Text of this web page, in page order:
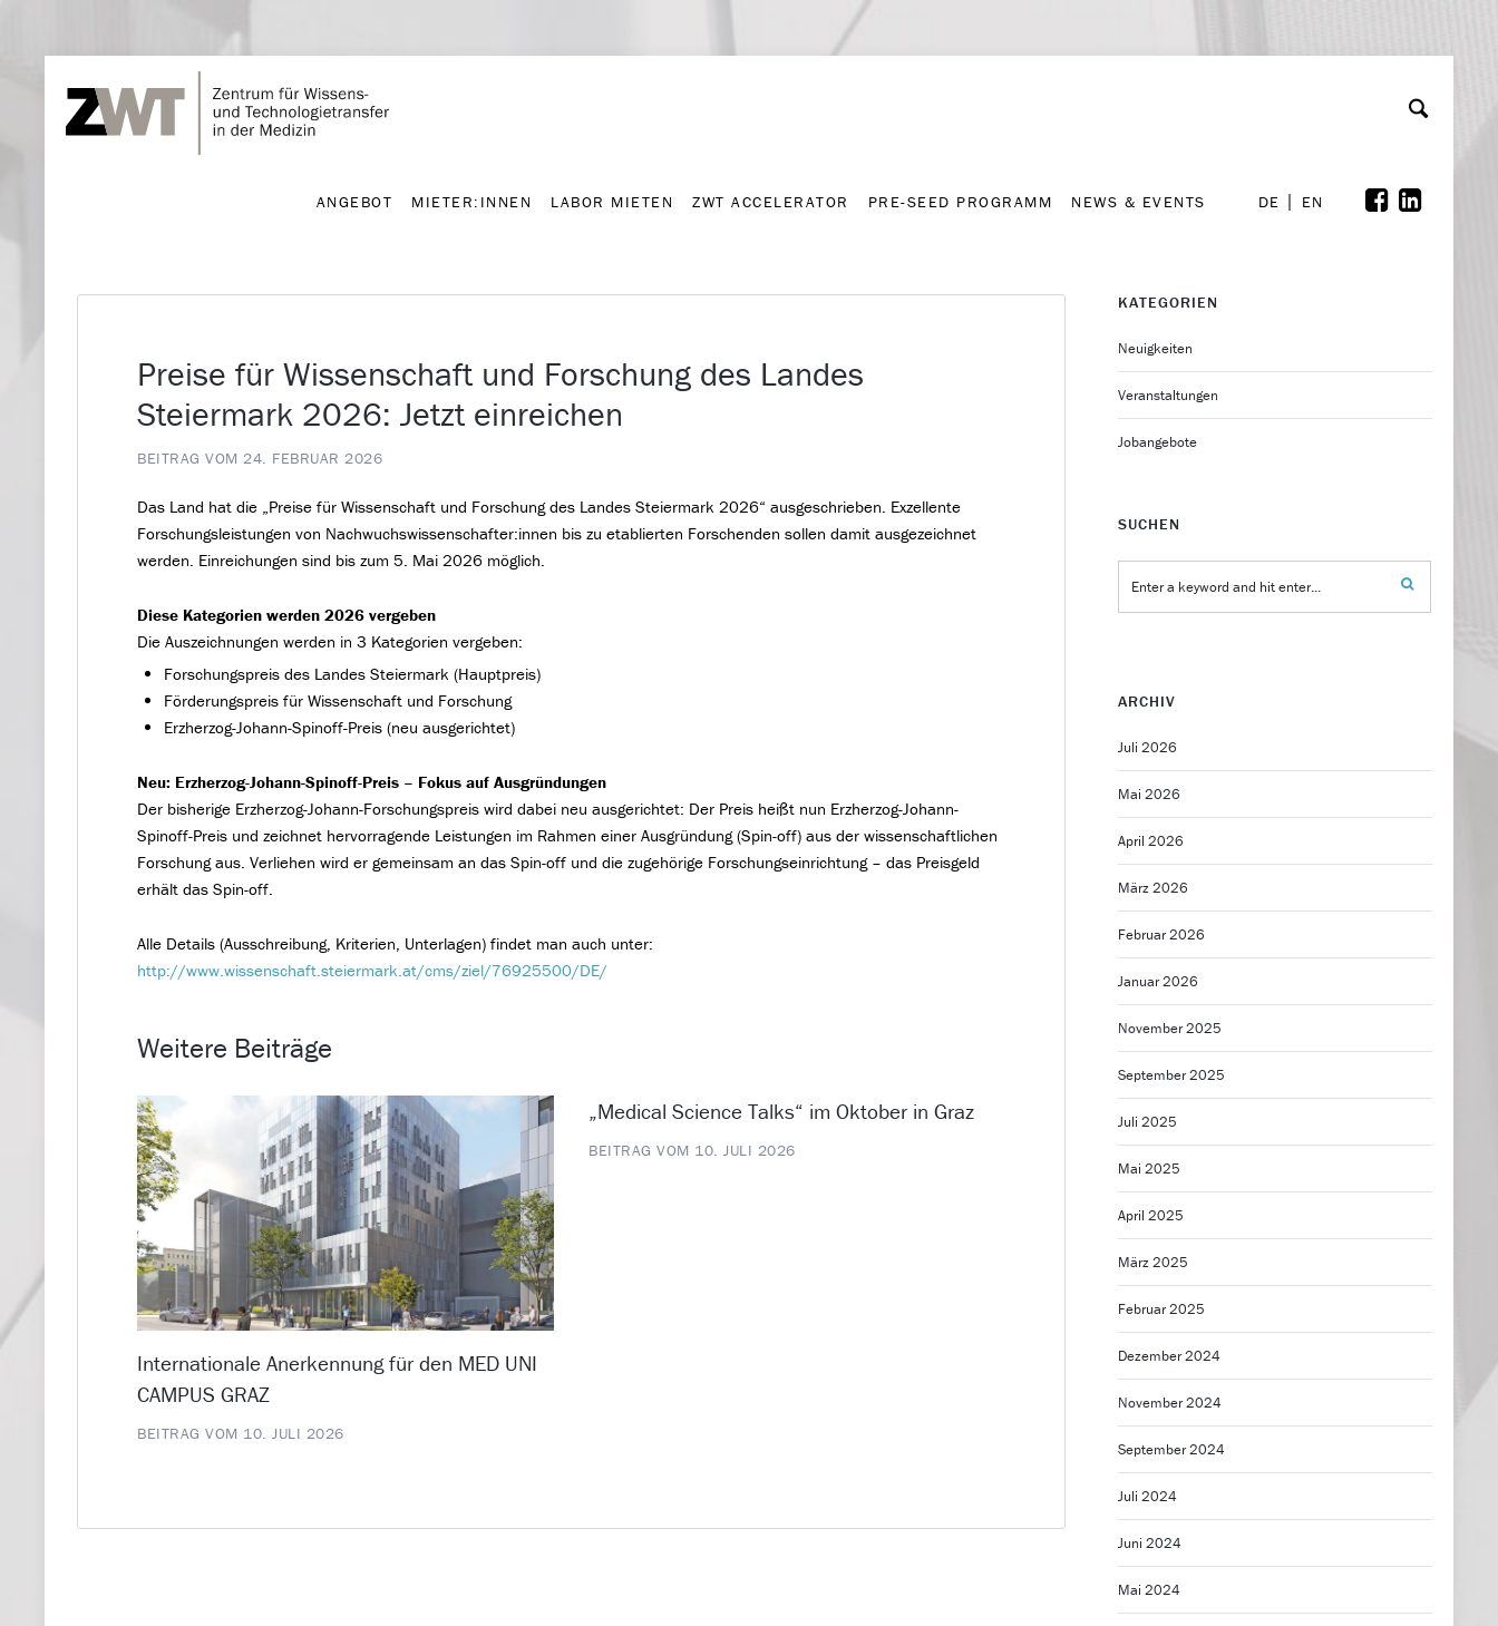
ANGEBOT
ANGEBOT MIETER:INNEN LABOR MIETEN ZWT ACCELERATOR PRE-SEED PROGRAMM NEWS & EVENTS DE EN
Preise für Wissenschaft und Forschung des Landes
Steiermark 2026: Jetzt einreichen
BEITRAG VOM 24. FEBRUAR 2026
Das Land hat die „Preise für Wissenschaft und Forschung des Landes Steiermark 2026“ ausgeschrieben. Exzellente
Forschungsleistungen von Nachwuchswissenschafter:innen bis zu etablierten Forschenden sollen damit ausgezeichnet
werden. Einreichungen sind bis zum 5. Mai 2026 möglich.
Diese Kategorien werden 2026 vergeben
Die Auszeichnungen werden in 3 Kategorien vergeben:
Forschungspreis des Landes Steiermark (Hauptpreis)
Förderungspreis für Wissenschaft und Forschung
Erzherzog-Johann-Spinoff-Preis (neu ausgerichtet)
Neu: Erzherzog-Johann-Spinoff-Preis – Fokus auf Ausgründungen
Der bisherige Erzherzog-Johann-Forschungspreis wird dabei neu ausgerichtet: Der Preis heißt nun Erzherzog-Johann-
Spinoff-Preis und zeichnet hervorragende Leistungen im Rahmen einer Ausgründung (Spin-off) aus der wissenschaftlichen
Forschung aus. Verliehen wird er gemeinsam an das Spin-off und die zugehörige Forschungseinrichtung – das Preisgeld
erhält das Spin-off.
Alle Details (Ausschreibung, Kriterien, Unterlagen) findet man auch unter:
http://www.wissenschaft.steiermark.at/cms/ziel/76925500/DE/
Weitere Beiträge
Internationale Anerkennung für den MED UNI
CAMPUS GRAZ
BEITRAG VOM 10. JULI 2026
„Medical Science Talks“ im Oktober in Graz
BEITRAG VOM 10. JULI 2026
KATEGORIEN
Neuigkeiten
Veranstaltungen
Jobangebote
SUCHEN
ARCHIV
Juli 2026
Mai 2026
April 2026
März 2026
Februar 2026
Januar 2026
November 2025
September 2025
Juli 2025
Mai 2025
April 2025
März 2025
Februar 2025
Dezember 2024
November 2024
September 2024
Juli 2024
Juni 2024
Mai 2024